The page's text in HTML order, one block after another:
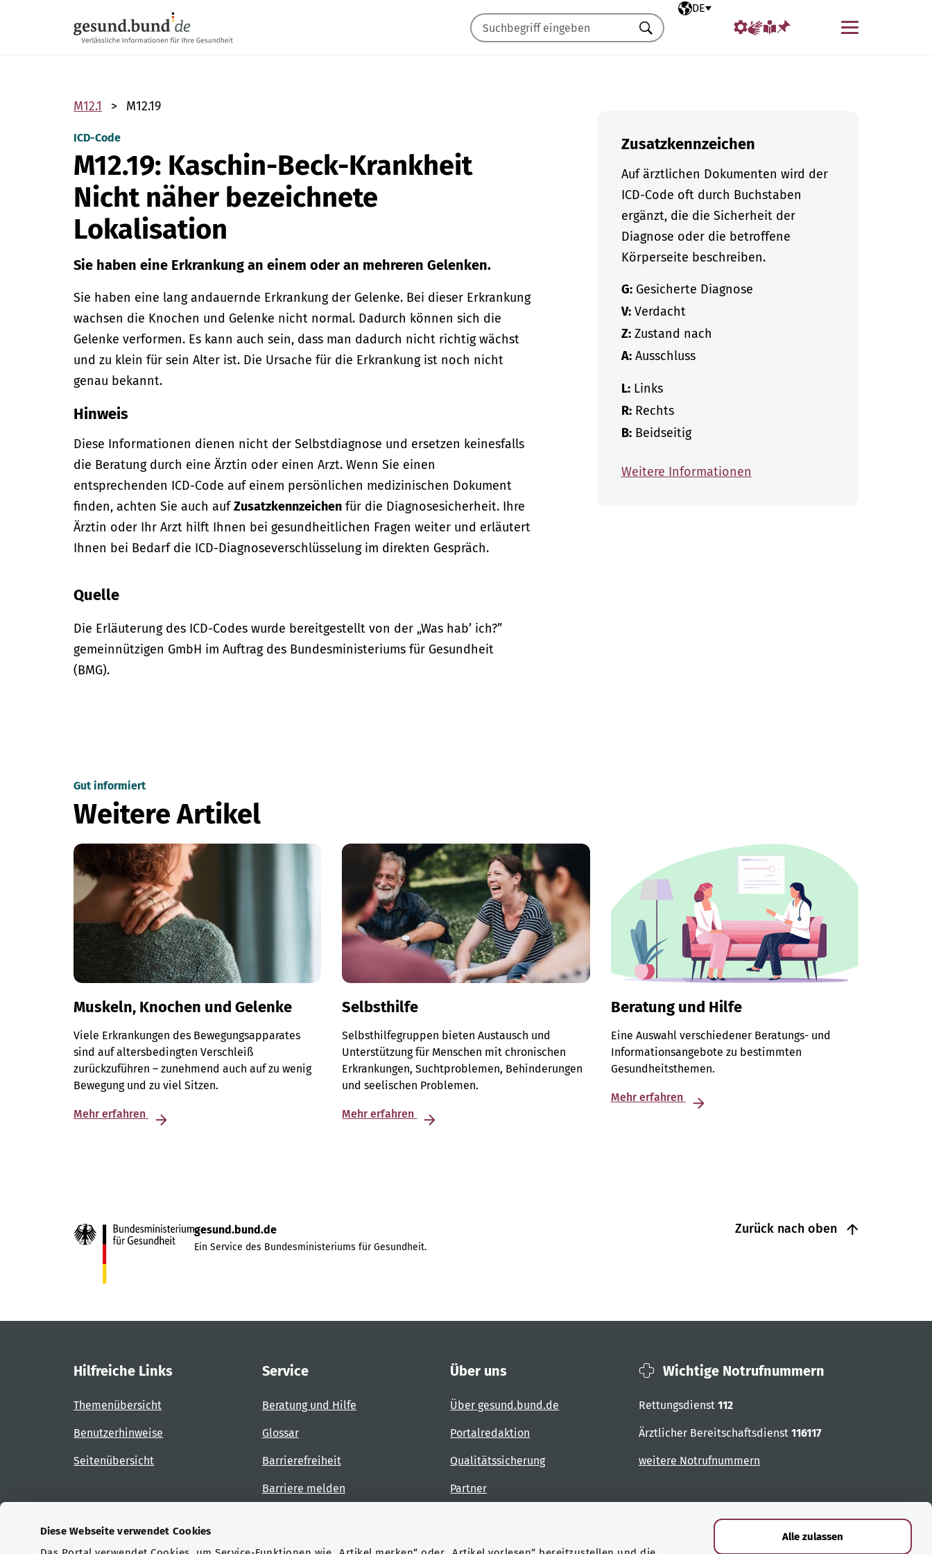
Diese Webseite verwendet Cookies
Alle zulassen
Ausgewählte Sprache
DE
Menü
Suchen
M12.1 M12.19
ICD-Code
M12.19: Kaschin-Beck-Krankheit
Nicht näher bezeichnete
Lokalisation
Sie haben eine Erkrankung an einem oder an mehreren Gelenken.
Sie haben eine lang andauernde Erkrankung der Gelenke. Bei dieser Erkrankung
wachsen die Knochen und Gelenke nicht normal. Dadurch können sich die
Gelenke verformen. Es kann auch sein, dass man dadurch nicht richtig wächst
und zu klein für sein Alter ist. Die Ursache für die Erkrankung ist noch nicht
genau bekannt.
Hinweis
Diese Informationen dienen nicht der Selbstdiagnose und ersetzen keinesfalls
die Beratung durch eine Ärztin oder einen Arzt. Wenn Sie einen
entsprechenden ICD-Code auf einem persönlichen medizinischen Dokument
finden, achten Sie auch aufZusatzkennzeichen für die Diagnosesicherheit. Ihre
Ärztin oder Ihr Arzt hilft Ihnen bei gesundheitlichen Fragen weiter und erläutert
Ihnen bei Bedarf die ICD-Diagnoseverschlüsselung im direkten Gespräch.
Quelle
Die Erläuterung des ICD-Codes wurde bereitgestellt von der „Was hab’ ich?”
gemeinnützigen GmbH im Auftrag des Bundesministeriums für Gesundheit
(BMG).
Zusatzkennzeichen
Auf ärztlichen Dokumenten wird der
ICD-Code oft durch Buchstaben
ergänzt, die die Sicherheit der
Diagnose oder die betroffene
Körperseite beschreiben.
G:Gesicherte Diagnose
V:Verdacht
Z:Zustand nach
A:Ausschluss
L:Links
R:Rechts
B:Beidseitig
Weitere Informationen
Gut informiert
Weitere Artikel
Muskeln, Knochen und Gelenke
Viele Erkrankungen des Bewegungsapparates
sind auf altersbedingten Verschleiß
zurückzuführen – zunehmend auch auf zu wenig
Bewegung und zu viel Sitzen.
Mehr erfahren
Selbsthilfe
Selbsthilfegruppen bieten Austausch und
Unterstützung für Menschen mit chronischen
Erkrankungen, Suchtproblemen, Behinderungen
und seelischen Problemen.
Mehr erfahren
Beratung und Hilfe
Eine Auswahl verschiedener Beratungs- und
Informationsangebote zu bestimmten
Gesundheitsthemen.
Mehr erfahren
Zurück nach oben
gesund.bund.de
Ein Service des Bundesministeriums für Gesundheit.
Hilfreiche Links
Themenübersicht
Benutzerhinweise
Seitenübersicht
Service
Beratung und Hilfe
Glossar
Barrierefreiheit
Barriere melden
Über uns
Über gesund.bund.de
Portalredaktion
Qualitätssicherung
Partner
Wichtige Notrufnummern
Rettungsdienst 112
Ärztlicher Bereitschaftsdienst 116117
weitere Notrufnummern